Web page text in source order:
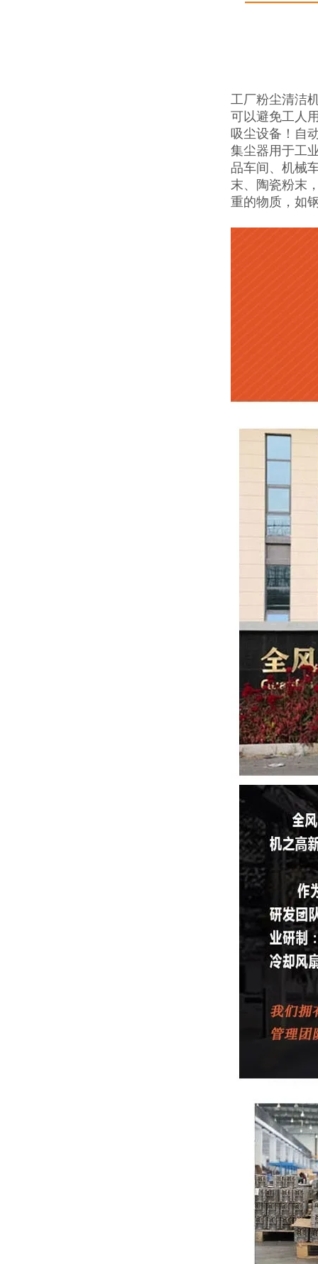
工厂粉尘清洁
可以避免工人
吸尘设备！自
集尘器用于工
品车间、机械
末、陶瓷粉末
重的物质，如